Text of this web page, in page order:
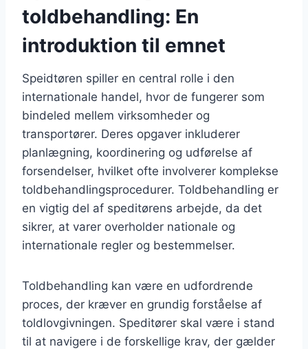
toldbehandling: En
introduktion til emnet
Speidtøren spiller en central rolle i den
internationale handel, hvor de fungerer som
bindeled mellem virksomheder og
transportører. Deres opgaver inkluderer
planlægning, koordinering og udførelse af
forsendelser, hvilket ofte involverer komplekse
toldbehandlingsprocedurer. Toldbehandling er
en vigtig del af speditørens arbejde, da det
sikrer, at varer overholder nationale og
internationale regler og bestemmelser.
Toldbehandling kan være en udfordrende
proces, der kræver en grundig forståelse af
toldlovgivningen. Speditører skal være i stand
til at navigere i de forskellige krav, der gælder